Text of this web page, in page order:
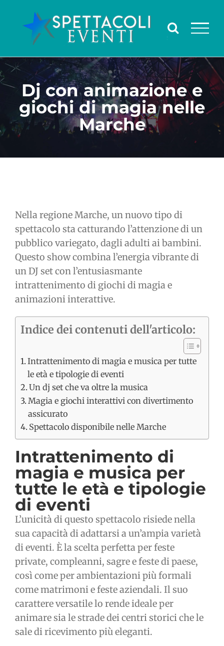
contenuto
Dj con animazione e
giochi di magia nelle
Marche
Nella regione Marche, un nuovo tipo di
spettacolo sta catturando l’attenzione di un
pubblico variegato, dagli adulti ai bambini.
Questo show combina l’energia vibrante di
un DJ set con l’entusiasmante
intrattenimento di giochi di magia e
animazioni interattive.
Indice dei contenuti dell'articolo:
Intrattenimento di magia e musica per tutte
le età e tipologie di eventi
Un dj set che va oltre la musica
Magia e giochi interattivi con divertimento
assicurato
Spettacolo disponibile nelle Marche
Intrattenimento di
magia e musica per
tutte le età e tipologie
di eventi
L’unicità di questo spettacolo risiede nella
sua capacità di adattarsi a un’ampia varietà
di eventi. È la scelta perfetta per feste
private, compleanni, sagre e feste di paese,
così come per ambientazioni più formali
come matrimoni e feste aziendali. Il suo
carattere versatile lo rende ideale per
animare sia le strade dei centri storici che le
sale di ricevimento più eleganti.